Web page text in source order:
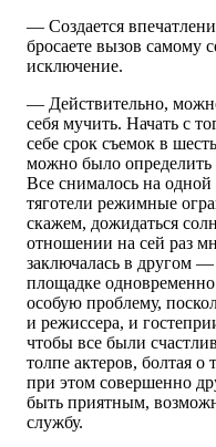
— Создается
бросаете вызов самому
исключение.
— Действительно,
себя мучить. Начать с
себе срок съемок в
можно было определить
Все снималось на
тяготели режимные
скажем, дожидаться
отношении на сей раз
заключалась в другом —
площадке
особую проблему,
и режиссера, и
чтобы все были
толпе актеров, болтая о
при этом совершенно
быть приятным,
службу.